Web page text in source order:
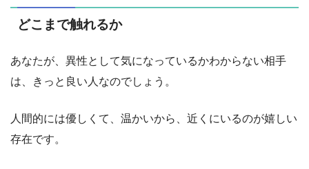
どこまで触れるか
あなたが、異性として気になっているかわからない相手
は、きっと良い人なのでしょう。
人間的には優しくて、温かいから、近くにいるのが嬉しい
存在です。